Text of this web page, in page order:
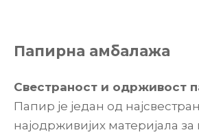
Папирна амбалажа
Свестраност и одрживост
Папир је један од
најодрживијих материјала